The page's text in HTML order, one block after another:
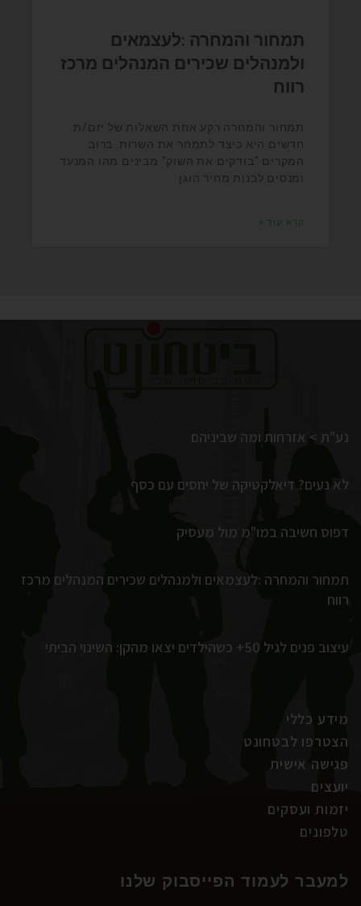
תמחור והמחרה :לעצמאים
ולמנהלים שכירים המנהלים מרכז
רווח
תמחור והמחרה רקע אחת השאלות של יזם/ת
חדשים היא כיצד לתמחר את השרות. ברוב
המקרים "בודקים את השוק" מבינים מהו המנעד
ומנסים לבנות מחיר הוגן
קרא עוד »
נע"ת > אזרחות ומה שביניהם
לא נעים? דיאלקטיקה של יחסים עם כסף
דפוס חשיבה במו"מ מול מעסיק
תמחור והמחרה :לעצמאים ולמנהלים שכירים המנהלים מרכז
רווח
עיצוב פנים לגיל 50+ כשהילדים יצאו מהקן: השינוי הביתי
מידע כללי
הצטרפו לבטחונט
פגישה אישית
יועצים
יזמות ועסקים
טלפונים
למעבר לעמוד הפייסבוק שלנו